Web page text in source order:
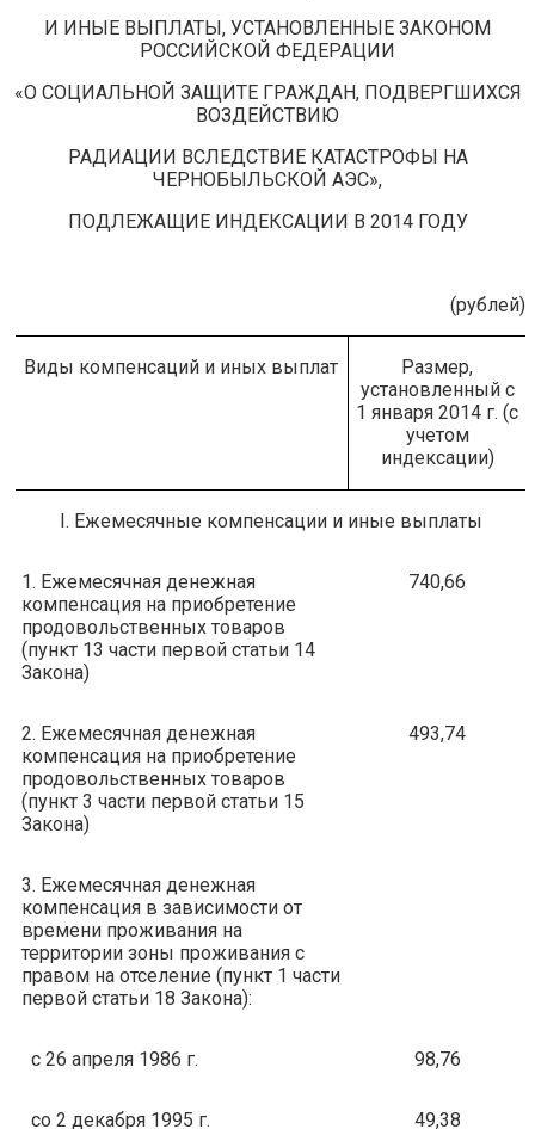
И ИНЫЕ ВЫПЛАТЫ, УСТАНОВЛЕННЫЕ ЗАКОНОМ
РОССИЙСКОЙ ФЕДЕРАЦИИ
«О СОЦИАЛЬНОЙ ЗАЩИТЕ ГРАЖДАН, ПОДВЕРГШИХСЯ
ВОЗДЕЙСТВИЮ
РАДИАЦИИ ВСЛЕДСТВИЕ КАТАСТРОФЫ НА
ЧЕРНОБЫЛЬСКОЙ АЭС»,
ПОДЛЕЖАЩИЕ ИНДЕКСАЦИИ В 2014 ГОДУ
(рублей)
Виды компенсаций и иных выплат
Размер,
установленный с
1 января 2014 г. (с
учетом
индексации)
I. Ежемесячные компенсации и иные выплаты
1. Ежемесячная денежная
компенсация на приобретение
продовольственных товаров
(пункт 13 части первой статьи 14
Закона)
740,66
2. Ежемесячная денежная
компенсация на приобретение
продовольственных товаров
(пункт 3 части первой статьи 15
Закона)
493,74
3. Ежемесячная денежная
компенсация в зависимости от
времени проживания на
территории зоны проживания с
правом на отселение (пункт 1 части
первой статьи 18 Закона):
с 26 апреля 1986 г. 98,76
со 2 декабря 1995 г. 49,38